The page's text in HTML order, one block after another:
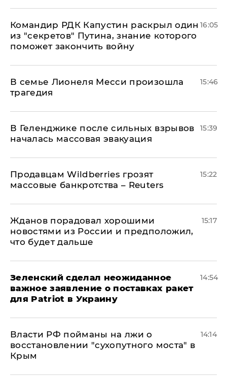
Командир РДК Капустин раскрыл один
из "секретов" Путина, знание которого
поможет закончить войну
16:05
В семье Лионеля Месси произошла
трагедия
15:46
В Геленджике после сильных взрывов
началась массовая эвакуация
15:39
Продавцам Wildberries грозят
массовые банкротства – Reuters
15:22
Жданов порадовал хорошими
новостями из России и предположил,
что будет дальше
15:17
Зеленский сделал неожиданное
важное заявление о поставках ракет
для Patriot в Украину
14:54
Власти РФ пойманы на лжи о
восстановлении "сухопутного моста" в
Крым
14:14